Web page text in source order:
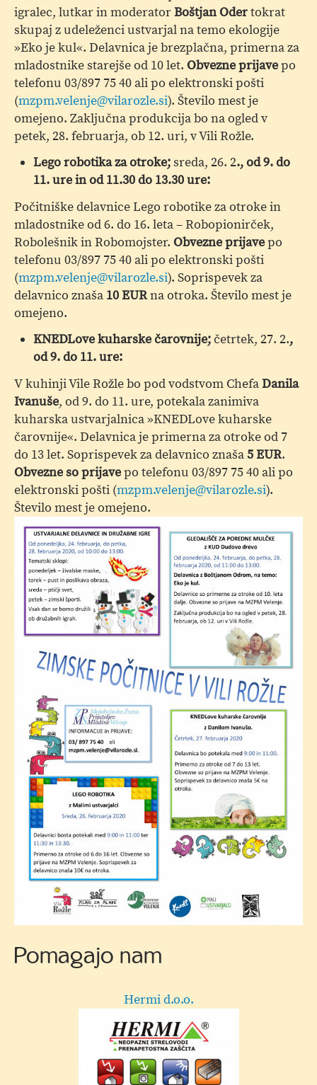
igralec, lutkar in moderatorBoštjan Odertokrat
skupaj z udeleženci ustvarjal na temo ekologije
»Eko je kul«. Delavnica je brezplačna, primerna za
mladostnike starejše od 10 let. Obvezne prijavepo
telefonu 03/897 75 40 ali po elektronski pošti
(mzpm.velenje@vilarozle.si). Število mest je
omejeno. Zaključna produkcija bo na ogled v
petek, 28. februarja, ob 12. uri, v Vili Rožle.
Lego robotika za otroke; sreda, 26. 2., od 9. do
11. ure in od 11.30 do 13.30 ure:
Počitniške delavnice Lego robotike za otroke in
mladostnike od 6. do 16. leta – Robopionirček,
Robolešnik in Robomojster. Obvezne prijavepo
telefonu 03/897 75 40 ali po elektronski pošti
(mzpm.velenje@vilarozle.si). Soprispevek za
delavnico znaša 10 EURna otroka. Število mest je
omejeno.
KNEDLove kuharske čarovnije;četrtek, 27. 2.,
od 9. do 11. ure:
V kuhinji Vile Rožle bo pod vodstvom ChefaDanila
Ivanuše, od 9. do 11. ure, potekala zanimiva
kuharska ustvarjalnica »KNEDLove kuharske
čarovnije«. Delavnica je primerna za otroke od 7
do 13 let. Soprispevek za delavnico znaša 5 EUR.
Obvezne so prijavepo telefonu 03/897 75 40 ali po
elektronski pošti (mzpm.velenje@vilarozle.si).
Število mest je omejeno.
Pomagajo nam
GA+ kuhinje